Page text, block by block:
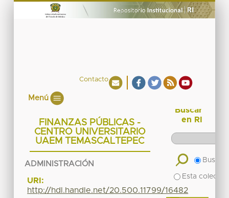
Contacto
Menú
FINANZAS PÚBLICAS -
CENTRO UNIVERSITARIO
UAEM TEMASCALTEPEC
ADMINISTRACIÓN
URI:
http://hdl.handle.net/20.500.11799/16482
Buscar
en RI
Buscar
Esta